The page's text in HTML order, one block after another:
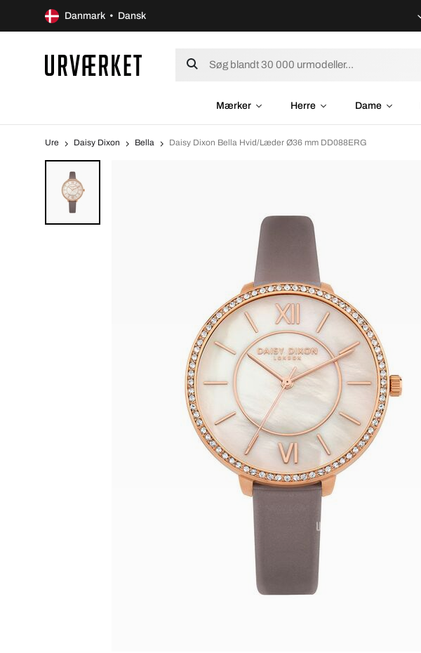
Danmark • Dansk
Mærker Herre Dame
Ure Daisy Dixon Bella Daisy Dixon Bella Hvid/Læder Ø36 mm DD088ERG